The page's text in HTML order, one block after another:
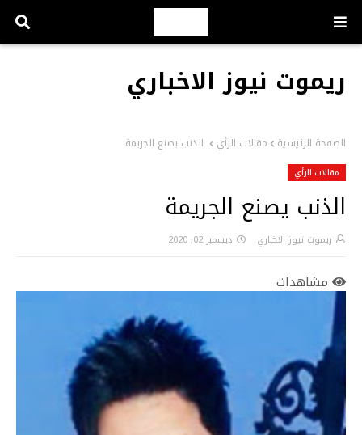
ريموت نيوز الاخباري
الصفحة الرئيسية مقالات الرأي الذنب يصنع الجريمة
مقالات الرأي
الذنب يصنع الجريمة
ريموت نيوز الاخباري ديسمبر 02, 2020
مشاهدات